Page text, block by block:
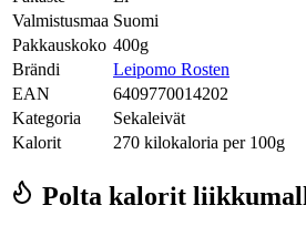
Valmistusmaa Suomi
Pakkauskoko 400g
Brändi
Leipomo Rosten
EAN
6409770014202
Kategoria
Sekaleivät
Kalorit
270 kilokaloria per 100g
Polta kalorit